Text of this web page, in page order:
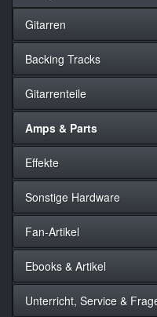
Gitarren
Backing Tracks
Gitarrenteile
Amps & Parts
Effekte
Sonstige Hardware
Fan-Artikel
Ebooks & Artikel
Unterricht, Service &